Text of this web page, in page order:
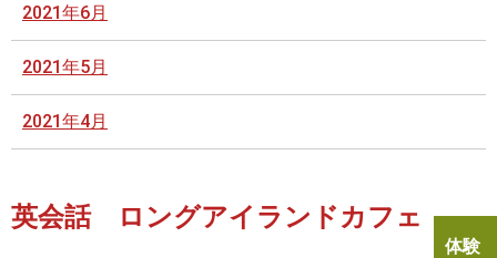
2021年6月
2021年5月
2021年4月
英会話 ロングアイランドカフェ
体験